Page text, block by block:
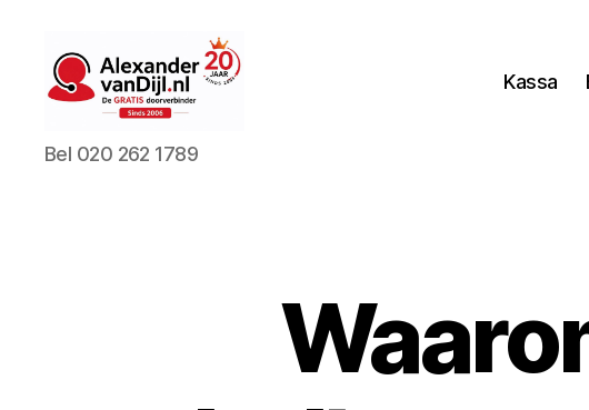
AlexandervanDijl.nl
Bel 020 262 1789
Kassa